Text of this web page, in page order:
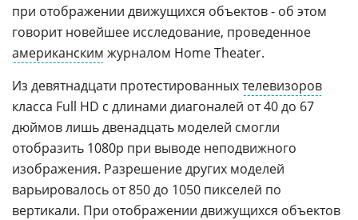
при отображении движущихся объектов - об этом
говорит новейшее исследование, проведенное
американским журналом Home Theater.
Из девятнадцати протестированныхтелевизоров
класса Full HD с длинами диагоналей от 40 до 67
дюймов лишь двенадцать моделей смогли
отобразить 1080p при выводе неподвижного
изображения. Разрешение других моделей
варьировалось от 850 до 1050 пикселей по
вертикали. При отображении движущихся объектов